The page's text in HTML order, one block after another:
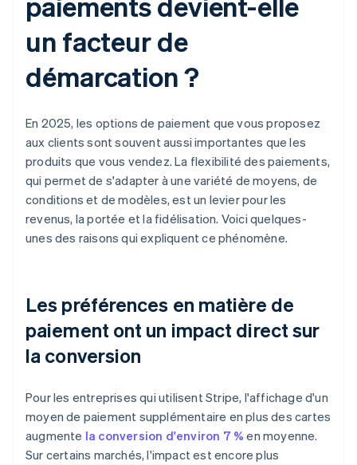
un facteur de
démarcation ?
En 2025, les options de paiement que vous proposez
aux clients sont souvent aussi importantes que les
produits que vous vendez. La flexibilité des paiements,
qui permet de s'adapter à une variété de moyens, de
conditions et de modèles, est un levier pour les
revenus, la portée et la fidélisation. Voici quelques-
unes des raisons qui expliquent ce phénomène.
Les préférences en matière de
paiement ont un impact direct sur
la conversion
Pour les entreprises qui utilisent Stripe, l'affichage d'un
moyen de paiement supplémentaire en plus des cartes
augmente la conversion d'environ 7 % en moyenne.
Sur certains marchés, l'impact est encore plus